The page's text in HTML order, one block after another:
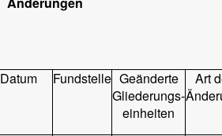
Datum Fundstelle Geänderte
Gliederungs-
einheiten
Art